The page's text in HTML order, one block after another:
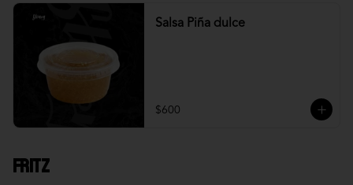
Salsa Piña dulce
$600
Fritz